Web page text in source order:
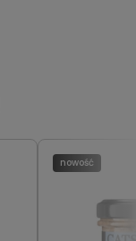
nowość